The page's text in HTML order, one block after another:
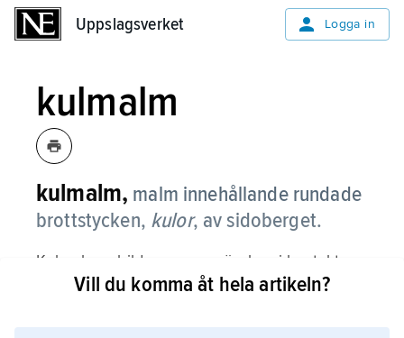
Uppslagsverket Logga in
kulmalm
kulmalm, malm innehållande rundade
brottstycken, kulor, av sidoberget.
Kulmalmer bildas genom rörelser i kontakten
mellan massiva sulfidmalmer och deras
Vill du komma åt hela artikeln?